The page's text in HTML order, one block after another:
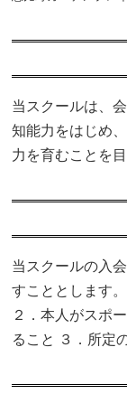
当スクールは、
知能力をはじめ
力を育むことを
当スクールの入
すこととします
２．本人がスポ
ること ３．所定